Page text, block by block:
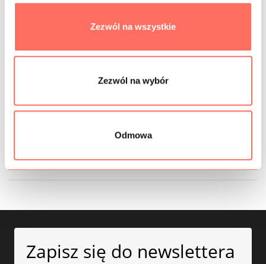
Zezwól na wszystkie
Zezwól na wybór
Odmowa
Produkcja Włochy. Sprzedaż od 10 cm.
INFORMACJE DODATKOWE
SKŁAD
Zapisz się do newslettera